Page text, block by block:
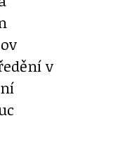
v